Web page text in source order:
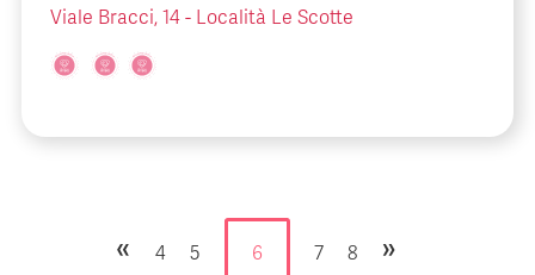
Viale Bracci, 14 - Località Le Scotte
« 4 5 6 7 8 »